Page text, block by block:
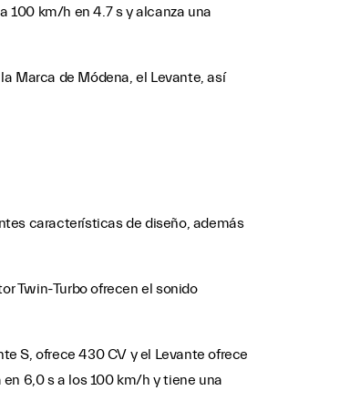
100 km/h en 4.7 s y alcanza una
Marca de Módena, el Levante, así
características de diseño, además
Twin-Turbo ofrecen el sonido
S, ofrece 430 CV y ​​el Levante ofrece
6,0 s a los 100 km/h y tiene una